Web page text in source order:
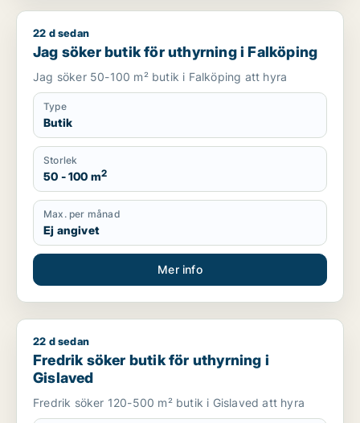
Jag söker butik för uthyrning i Falköping
22 d sedan
Jag söker butik för uthyrning i Falköping
Jag söker 50-100 m² butik i Falköping att hyra
Type
Butik
Storlek
50 - 100 m2
Max. per månad
Ej angivet
Mer info
Fredrik söker butik för uthyrning i Gislaved
22 d sedan
Fredrik söker butik för uthyrning i
Gislaved
Fredrik söker 120-500 m² butik i Gislaved att hyra